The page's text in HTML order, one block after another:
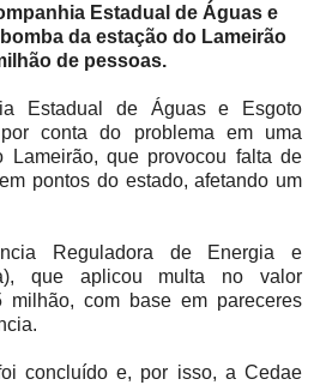
Estadual de Águas e
da estação do Lameirão
de pessoas.
Estadual de Águas e Esgoto
conta do problema em uma
Lameirão, que provocou falta de
pontos do estado, afetando um
Reguladora de Energia e
que aplicou multa no valor
milhão, com base em pareceres
concluído e, por isso, a Cedae